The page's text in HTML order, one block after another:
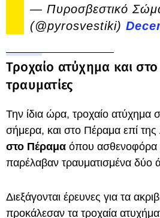
— Πυροσβεστικό
(@pyrosvestiki)
Τροχαίο ατύχημα και
τραυματίες
Την ίδια ώρα, τροχαίο ατύχημα
σήμερα, και στο Πέραμα επί της
στο Πέραμα όπου
παρέλαβαν τραυματισμένα δύο
Διεξάγονται έρευνες για τα
προκάλεσαν τα τροχαία